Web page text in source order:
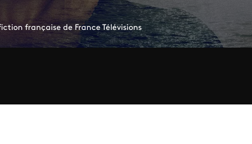
française de France Télévisions